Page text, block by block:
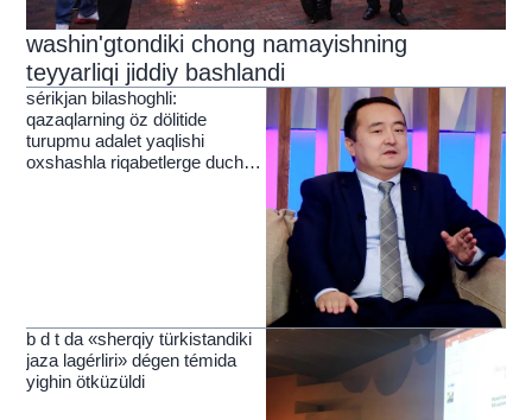
washin'gtondiki chong namayishning
teyyarliqi jiddiy bashlandi
sérikjan bilashoghli:
qazaqlarning öz dölitide
turupmu adalet yaqlishi
oxshashla riqabetlerge duch
b d t da «sherqiy türkistandiki
jaza lagérliri» dégen témida
yighin ötküzüldi